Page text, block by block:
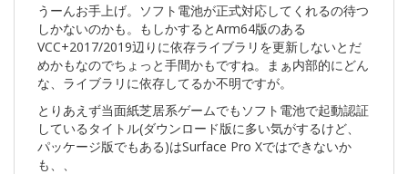
うーんお手上げ。ソフト電池が正式対応してくれるの待つ
しかないのかも。もしかするとArm64版のある
VCC+2017/2019辺りに依存ライブラリを更新しないとだ
めかもなのでちょっと手間かもですね。まぁ内部的にどん
な、ライブラリに依存してるか不明ですが。
とりあえず当面紙芝居系ゲームでもソフト電池で起動認証
しているタイトル(ダウンロード版に多い気がするけど、
パッケージ版でもある)はSurface Pro Xではできないか
も、、